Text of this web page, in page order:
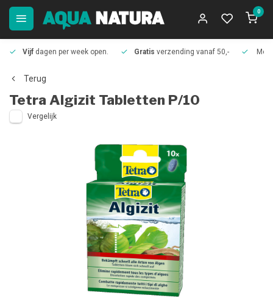
0
Vijf dagen per week open. Gratis verzending vanaf 50,-
Terug
Tetra Algizit Tabletten P/10
Vergelijk